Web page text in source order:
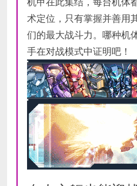
术定位，只有掌握并善用
们的最大战斗力。哪种机
手在对战模式中证明吧！